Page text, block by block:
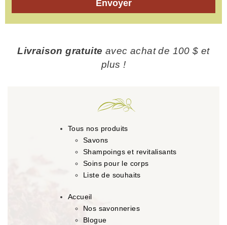
Envoyer
Livraison gratuite avec achat de 100 $ et
plus !
Tous nos produits
Savons
Shampoings et revitalisants
Soins pour le corps
Liste de souhaits
Accueil
Nos savonneries
Blogue